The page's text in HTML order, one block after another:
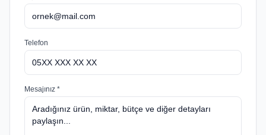
Telefon
Mesajınız *